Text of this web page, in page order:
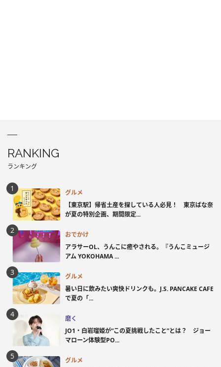
RANKING
ランキング
グルメ
【東京駅】帰省土産を探している人必見！ 東京ばな奈
が夏の特別企画、期間限定...
おでかけ
アラサーOL、うんこに癒やされる。『うんこミュージ
アム YOKOHAMA ...
グルメ
暑い日に飲みたい爽快ドリンクも。J.S. PANCAKE CAFE
で夏の「...
磨く
JO1・白岩瑠姫が“この夏挑戦したこと”とは？ ジョー
マローン体験型PO...
グルメ